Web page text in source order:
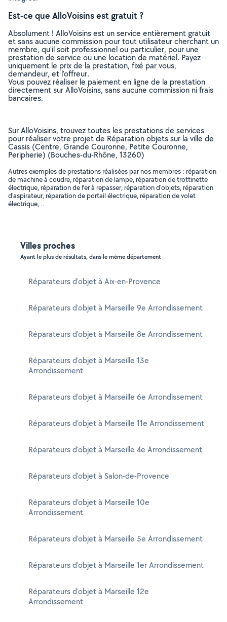
Est-ce que AlloVoisins est gratuit ?
Absolument ! AlloVoisins est un service entièrement gratuit
et sans aucune commission pour tout utilisateur cherchant un
membre, qu’il soit professionnel ou particulier, pour une
prestation de service ou une location de matériel. Payez
uniquement le prix de la prestation, fixé par vous,
demandeur, et l’offreur.
Vous pouvez réaliser le paiement en ligne de la prestation
directement sur AlloVoisins, sans aucune commission ni frais
bancaires.
Sur AlloVoisins, trouvez toutes les prestations de services
pour réaliser votre projet de Réparation objets sur la ville de
Cassis (Centre, Grande Couronne, Petite Couronne,
Peripherie) (Bouches-du-Rhône, 13260)
Autres exemples de prestations réalisées par nos membres : réparation
de machine à coudre, réparation de lampe, réparation de trottinette
électrique, réparation de fer à repasser, réparation d'objets, réparation
d'aspirateur, réparation de portail électrique, réparation de volet
électrique, ..
Villes proches
Ayant le plus de résultats, dans le même département
Réparateurs d'objet à Aix-en-Provence
Réparateurs d'objet à Marseille 9e Arrondissement
Réparateurs d'objet à Marseille 8e Arrondissement
Réparateurs d'objet à Marseille 13e
Arrondissement
Réparateurs d'objet à Marseille 6e Arrondissement
Réparateurs d'objet à Marseille 11e Arrondissement
Réparateurs d'objet à Marseille 4e Arrondissement
Réparateurs d'objet à Salon-de-Provence
Réparateurs d'objet à Marseille 10e
Arrondissement
Réparateurs d'objet à Marseille 5e Arrondissement
Réparateurs d'objet à Marseille 1er Arrondissement
Réparateurs d'objet à Marseille 12e
Arrondissement